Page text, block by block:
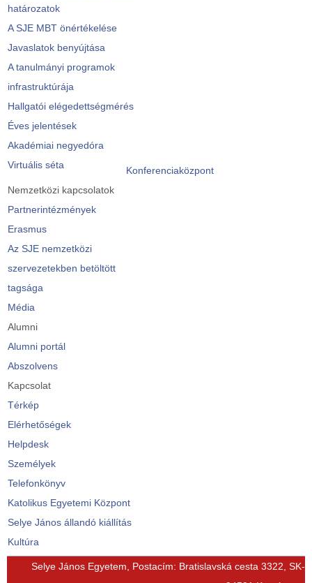
határozatok
A SJE MBT önértékelése
Javaslatok benyújtása
A tanulmányi programok
infrastruktúrája
Hallgatói elégedettségmérés
Éves jelentések
Akadémiai negyedóra
Virtuális séta
Konferenciaközpont
Nemzetközi kapcsolatok
Partnerintézmények
Erasmus
Az SJE nemzetközi
szervezetekben betöltött
tagsága
Média
Alumni
Alumni portál
Abszolvens
Kapcsolat
Térkép
Elérhetőségek
Helpdesk
Személyek
Telefonkönyv
Katolikus Egyetemi Központ
Selye János állandó kiállítás
Kultúra
© FreeJoomla! 3 Modules - by VinaGecko.com
Selye János Egyetem, Postacím: Bratislavská cesta 3322, SK-